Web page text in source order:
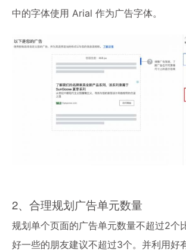
中的字体使用 Arial 作为广告字体。
2、合理规划广告单元数量
规划单个页面的广告单元数量不超过2个
好一些的朋友建议不超过3个。并利用好